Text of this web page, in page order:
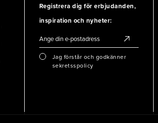
Registrera dig för erbjudanden,
inspiration och nyheter:
Jag förstår och godkänner
sekretsspolicy